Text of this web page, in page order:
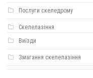
Послуги скеледрому
Скелелазіння
Виїзди
Змагання скелелазіння